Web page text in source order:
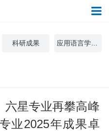
科研成果
六星专业再攀高峰
业2025年成果卓